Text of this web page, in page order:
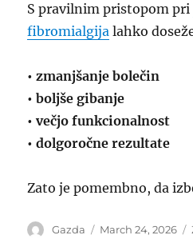
S pravilnim pristopom pri
fibromialgija lahko
• zmanjšanje bolečin
• boljše gibanje
• večjo funkcionalnost
• dolgoročne rezultate
Zato je pomembno, da
Author
Gazda
Posted
March 24, 2026